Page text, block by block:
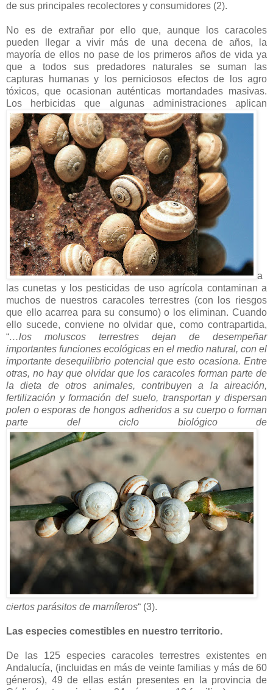
de sus principales recolectores y consumidores (2).
No es de extrañar por ello que, aunque los caracoles
pueden llegar a vivir más de una decena de años, la
mayoría de ellos no pase de los primeros años de vida ya
que a todos sus predadores naturales se suman las
capturas humanas y los perniciosos efectos de los agro
tóxicos, que ocasionan auténticas mortandades masivas.
Los herbicidas que algunas administraciones aplican
a
las cunetas y los pesticidas de uso agrícola contaminan a
muchos de nuestros caracoles terrestres (con los riesgos
que ello acarrea para su consumo) o los eliminan. Cuando
ello sucede, conviene no olvidar que, como contrapartida,
“…los moluscos terrestres dejan de desempeñar
importantes funciones ecológicas en el medio natural, con el
importante desequilibrio potencial que esto ocasiona. Entre
otras, no hay que olvidar que los caracoles forman parte de
la dieta de otros animales, contribuyen a la aireación,
fertilización y formación del suelo, transportan y dispersan
polen o esporas de hongos adheridos a su cuerpo o forman
parte del ciclo biológico de
ciertos parásitos de mamíferos“ (3).
Las especies comestibles en nuestro territorio.
De las 125 especies caracoles terrestres existentes en
Andalucía, (incluidas en más de veinte familias y más de 60
géneros), 49 de ellas están presentes en la provincia de